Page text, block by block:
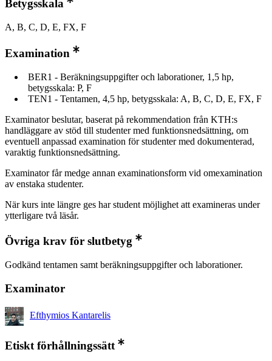
Betygsskala
A, B, C, D, E, FX, F
Examination
BER1 - Beräkningsuppgifter och laborationer, 1,5 hp,
betygsskala: P, F
TEN1 - Tentamen, 4,5 hp, betygsskala: A, B, C, D, E, FX, F
Examinator beslutar, baserat på rekommendation från KTH:s
handläggare av stöd till studenter med funktionsnedsättning, om
eventuell anpassad examination för studenter med dokumenterad,
varaktig funktionsnedsättning.
Examinator får medge annan examinationsform vid omexamination
av enstaka studenter.
När kurs inte längre ges har student möjlighet att examineras under
ytterligare två läsår.
Övriga krav för slutbetyg
Godkänd tentamen samt beräkningsuppgifter och laborationer.
Examinator
Efthymios Kantarelis
Etiskt förhållningssätt